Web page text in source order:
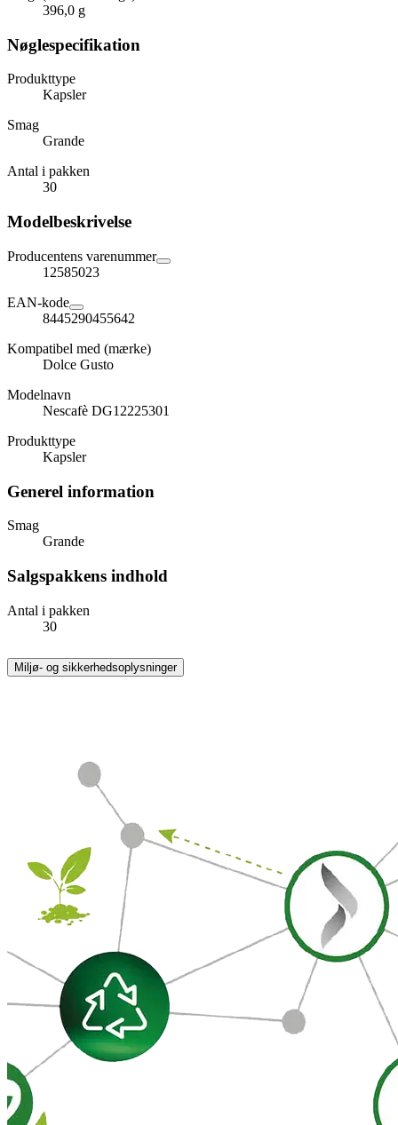
396,0 g
Nøglespecifikation
Produkttype
Kapsler
Smag
Grande
Antal i pakken
30
Modelbeskrivelse
Producentens varenummer
12585023
EAN-kode
8445290455642
Kompatibel med (mærke)
Dolce Gusto
Modelnavn
Nescafè DG12225301
Produkttype
Kapsler
Generel information
Smag
Grande
Salgspakkens indhold
Antal i pakken
30
Miljø- og sikkerhedsoplysninger